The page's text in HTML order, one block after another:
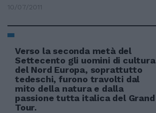
10/07/2011
Verso la seconda metà del
Settecento gli uomini di cultura
del Nord Europa, soprattutto
tedeschi, furono travolti dal
mito della natura e dalla
passione tutta italica del Grand
Tour.